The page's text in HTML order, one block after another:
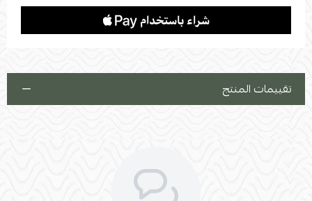
تقييمات المنتج